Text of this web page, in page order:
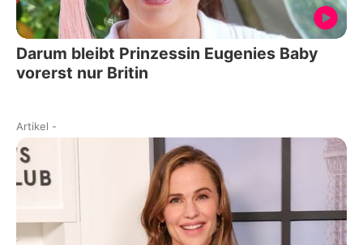
Darum bleibt Prinzessin Eugenies Baby
vorerst nur Britin
Artikel -